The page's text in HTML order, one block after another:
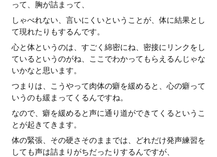
って、胸が詰まって、
しゃべれない、言いにくいということが、体に結果とし
て現れたりもするんです。
心と体というのは、すごく綿密にね、密接にリンクをし
ているというのがね、ここでわかってもらえるんじゃな
いかなと思います。
つまりは、こうやって肉体の癖を緩めると、心の癖って
いうのも緩まってくるんですね。
なので、癖を緩めると声に通り道ができてくるというこ
とが起きてきます。
体の緊張、その硬さそのままでは、どれだけ発声練習を
しても声は詰まりがちだったりするんですが、